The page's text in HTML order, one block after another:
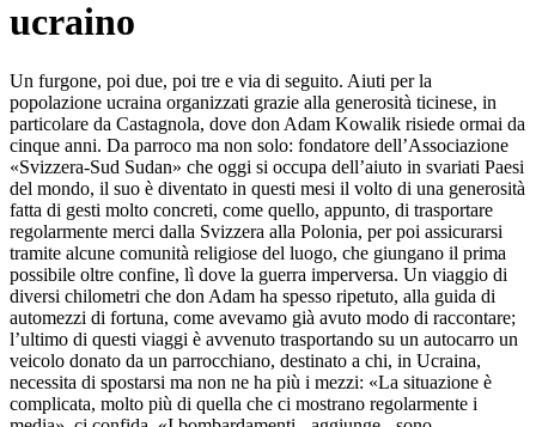
ucraino
Un furgone, poi due, poi tre e via di seguito. Aiuti per la
popolazione ucraina organizzati grazie alla generosità ticinese, in
particolare da Castagnola, dove don Adam Kowalik risiede ormai da
cinque anni. Da parroco ma non solo: fondatore dell’Associazione
«Svizzera-Sud Sudan» che oggi si occupa dell’aiuto in svariati Paesi
del mondo, il suo è diventato in questi mesi il volto di una generosità
fatta di gesti molto concreti, come quello, appunto, di trasportare
regolarmente merci dalla Svizzera alla Polonia, per poi assicurarsi
tramite alcune comunità religiose del luogo, che giungano il prima
possibile oltre confine, lì dove la guerra imperversa. Un viaggio di
diversi chilometri che don Adam ha spesso ripetuto, alla guida di
automezzi di fortuna, come avevamo già avuto modo di raccontare;
l’ultimo di questi viaggi è avvenuto trasportando su un autocarro un
veicolo donato da un parrocchiano, destinato a chi, in Ucraina,
necessita di spostarsi ma non ne ha più i mezzi: «La situazione è
complicata, molto più di quella che ci mostrano regolarmente i